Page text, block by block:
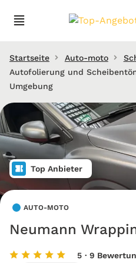
Startseite Auto-moto
Autofolierung und
Umgebung
Top Anbieter
AUTO-MOTO
Neumann
5 · 9